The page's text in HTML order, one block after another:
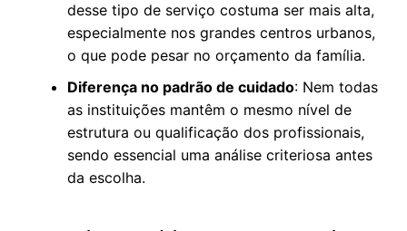
desse tipo de serviço costuma ser mais alta,
especialmente nos grandes centros urbanos,
o que pode pesar no orçamento da família.
Diferença no padrão de cuidado: Nem todas
as instituições mantêm o mesmo nível de
estrutura ou qualificação dos profissionais,
sendo essencial uma análise criteriosa antes
da escolha.